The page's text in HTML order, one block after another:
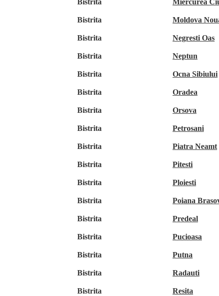
Bistrita Moldova
Bistrita Negresti Oas
Bistrita Neptun
Bistrita Ocna Sibiului
Bistrita Oradea
Bistrita Orsova
Bistrita Petrosani
Bistrita Piatra Neamt
Bistrita Pitesti
Bistrita Ploiesti
Bistrita Poiana
Bistrita Predeal
Bistrita Pucioasa
Bistrita Putna
Bistrita Radauti
Bistrita Resita